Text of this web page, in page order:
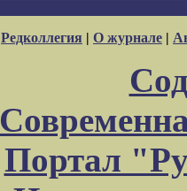
Редколлегия | О журнале |
Портал